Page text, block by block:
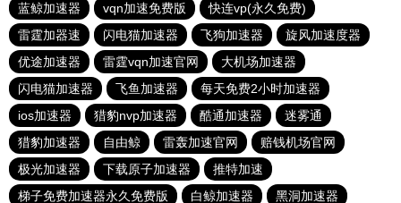
蓝鲸加速器
vqn加速免费版
快连vp(永久免费)
雷霆加器速
闪电猫加速器 飞狗加速器
旋风加速度器
优途加速器
雷霆vqn加速官网
大机场加速器
闪电猫加速器
飞鱼加速器
每天免费2小时加速器
ios加速器
猎豹nvp加速器 酷通加速器
迷雾通
猎豹加速器
自由鲸 雷轰加速官网
赔钱机场官网
极光加速器
下载原子加速器
推特加速
梯子免费加速器永久免费版
白鲸加速器 黑洞加速器